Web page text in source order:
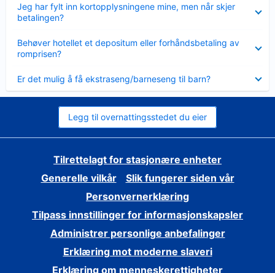
Jeg har fylt inn kortopplysningene mine, men når skjer
betalingen?
mindre
Behøver hotellet et depositum eller forhåndsbetaling av
romprisen?
mindre
Er det mulig å få ekstraseng/barneseng til barn?
mindre
Legg til overnattingsstedet du eier
Tilrettelagt for stasjonære enheter
Generelle vilkår
Slik fungerer siden vår
Personvernerklæring
Tilpass innstillinger for informasjonskapsler
Administrer personlige anbefalinger
Erklæring mot moderne slaveri
Erklæring om menneskerettigheter